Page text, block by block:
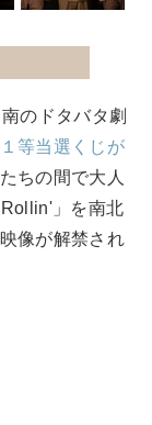
のドタバタ劇
等当選くじが
ちの間で大人
」を南北
像が解禁され